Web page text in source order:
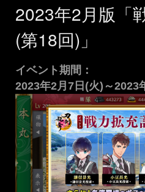
2023年2月版「
(第18回)」
イベント期間：
2023年2月7日(火)～2023